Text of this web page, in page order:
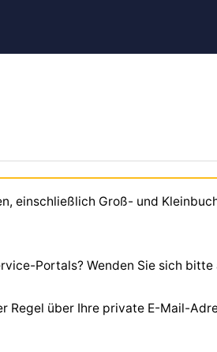
einschließlich Groß- und
Portals? Wenden Sie sich
Regel über Ihre private E-Mail-